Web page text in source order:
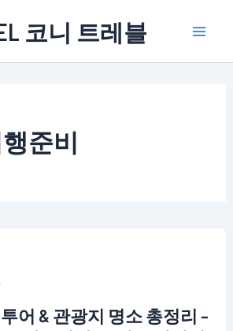
코니 트레블
준비
어 & 관광지 명소 총정리 –